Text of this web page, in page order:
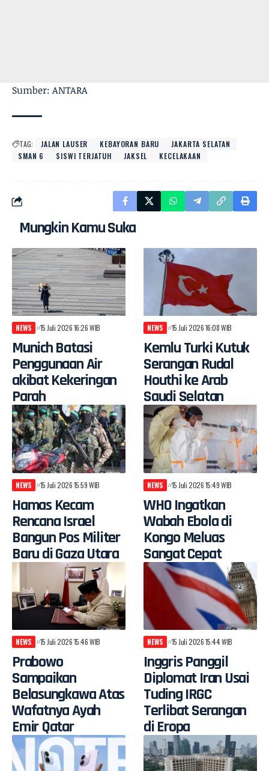
Sumber: ANTARA
TAG: JALAN LAUSER KEBAYORAN BARU
JAKARTA SELATAN
SMAN 6
SISWI TERJATUH JAKSEL KECELAKAAN
Mungkin Kamu Suka
NEWS 15 Juli 2026 16:26 WIB
Munich Batasi
Penggunaan Air
akibat Kekeringan
Parah
NEWS 15 Juli 2026 16:08 WIB
Kemlu Turki Kutuk
Serangan Rudal
Houthi ke Arab
Saudi Selatan
NEWS 15 Juli 2026 15:59 WIB
Hamas Kecam
Rencana Israel
Bangun Pos Militer
Baru di Gaza Utara
NEWS 15 Juli 2026 15:49 WIB
WHO Ingatkan
Wabah Ebola di
Kongo Meluas
Sangat Cepat
NEWS 15 Juli 2026 15:46 WIB
Prabowo
Sampaikan
Belasungkawa Atas
Wafatnya Ayah
Emir Qatar
NEWS 15 Juli 2026 15:44 WIB
Inggris Panggil
Diplomat Iran Usai
Tuding IRGC
Terlibat Serangan
di Eropa